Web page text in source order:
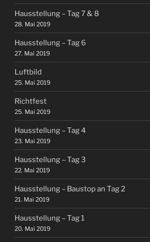
Hausstellung – Tag 7 & 8
28. Mai 2019
Hausstellung – Tag 6
27. Mai 2019
Luftbild
25. Mai 2019
Richtfest
25. Mai 2019
Hausstellung – Tag 4
23. Mai 2019
Hausstellung – Tag 3
22. Mai 2019
Hausstellung – Baustop an Tag 2
21. Mai 2019
Hausstellung – Tag 1
20. Mai 2019